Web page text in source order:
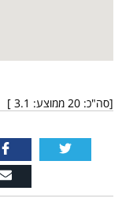
[סה"כ: 20 ממוצע: 3.1
]